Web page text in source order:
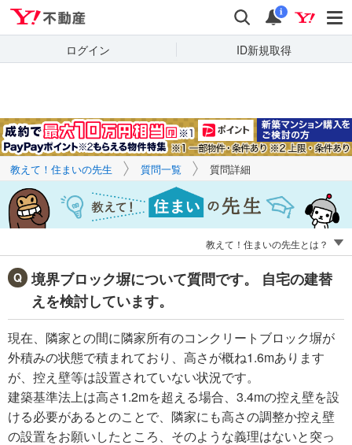
検索 通知
i
ログイン ID新規取得
キーワードで
質問を探す
教えて！住まいの先生 質問一覧 質問詳細
教えて！住まいの先生とは？
境界ブロック塀について質問です。 自宅の建替
えを検討しています。
現在、隣家との間に隣家所有のコンクリートブロック塀が
外積みの状態で積まれており、高さが概ね1.6mあります
が、控え壁等は設置されていない状況です。
建築基準法上は高さ1.2mを超える場合、3.4mの控え壁を設
ける必要があるとのことで、隣家にも高さの調整か控え壁
の設置をお願いしたところ、そのような義理はないと突っ